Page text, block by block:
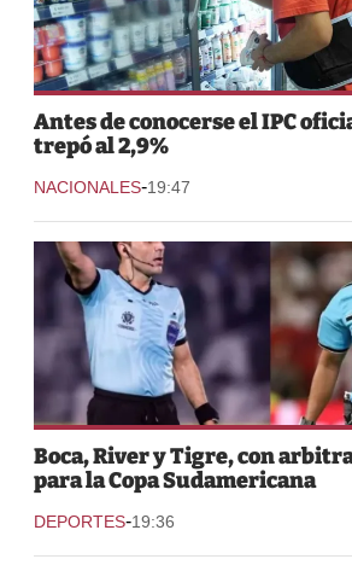
Antes de conocerse el IPC
trepó al 2,9%
NACIONALES-19:47
Boca, River y Tigre, con
para la Copa Sudamericana
DEPORTES-19:36